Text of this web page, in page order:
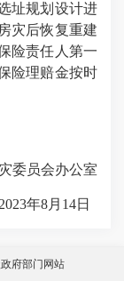
址规划设计进
灾后恢复重建
险责任人第一
险理赔金按时
员会办公室
年8月14日
府部门网站